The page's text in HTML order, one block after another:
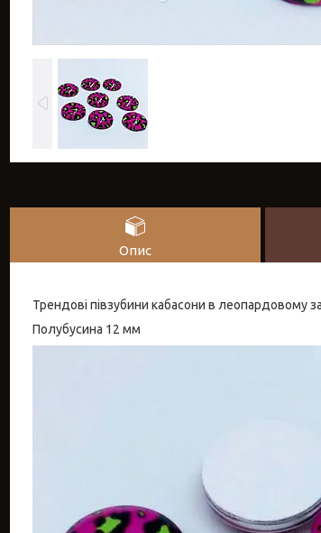
Опис
Трендові півзубини кабасони в леопардовому
Полубусина 12 мм